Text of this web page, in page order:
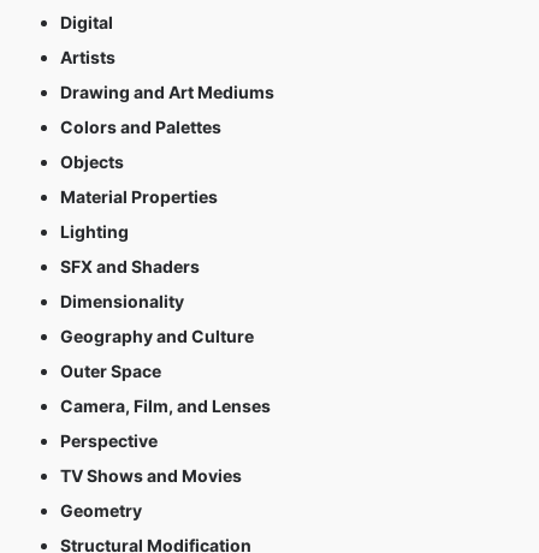
Digital
Artists
Drawing and Art Mediums
Colors and Palettes
Objects
Material Properties
Lighting
SFX and Shaders
Dimensionality
Geography and Culture
Outer Space
Camera, Film, and Lenses
Perspective
TV Shows and Movies
Geometry
Structural Modification